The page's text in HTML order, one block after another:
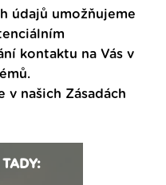
údajů umožňujeme
kontaktu na Vás v
v našich Zásadách